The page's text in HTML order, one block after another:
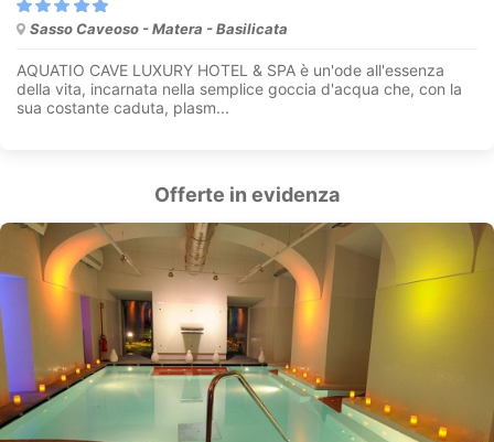
Sasso Caveoso - Matera - Basilicata
AQUATIO CAVE LUXURY HOTEL & SPA è un'ode all'essenza
della vita, incarnata nella semplice goccia d'acqua che, con la
sua costante caduta, plasm...
Offerte in evidenza